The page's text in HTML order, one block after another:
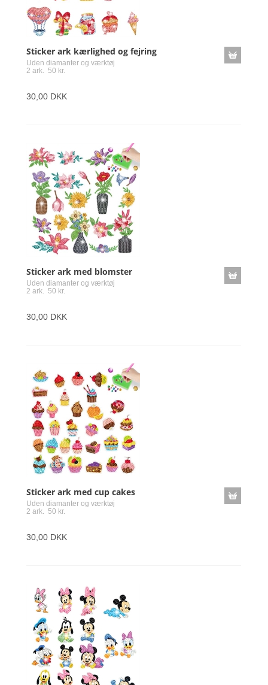
Sticker ark kærlighed og fejring
Uden diamanter og værktøj
2 ark. 50 kr.
30,00 DKK
Sticker ark med blomster
Uden diamanter og værktøj
2 ark. 50 kr.
30,00 DKK
Sticker ark med cup cakes
Uden diamanter og værktøj
2 ark. 50 kr.
30,00 DKK